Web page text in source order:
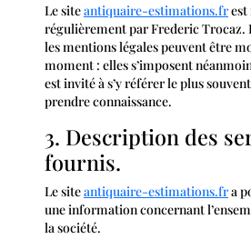
Le siteantiquaire-estimations.frest
régulièrement par Frederic Trocaz.
les mentions légales peuvent être
moment : elles s’imposent
est invité à s’y référer le plus
prendre connaissance.
3. Description des
fournis.
Le siteantiquaire-estimations.fra
une information concernant
la société.